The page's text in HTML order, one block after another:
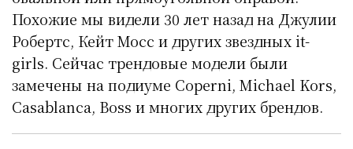
Похожие мы видели 30 лет назад на Джулии
Робертс, Кейт Мосс и других звездных it-
girls. Сейчас трендовые модели были
замечены на подиуме Coperni, Michael Kors,
Casablanca, Boss и многих других брендов.